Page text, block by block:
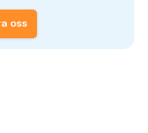
oss